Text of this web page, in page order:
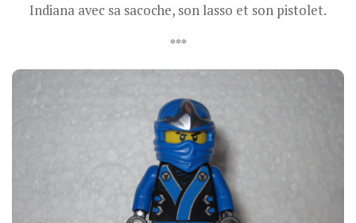
Indiana avec sa sacoche, son lasso et son pistolet.
***